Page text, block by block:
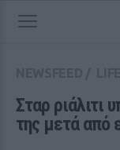
Σταρ ριάλιτι
της μετά από